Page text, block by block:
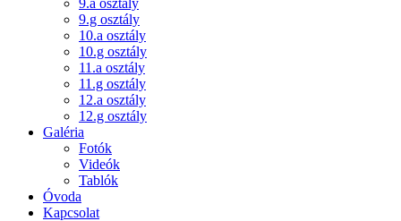
9.g osztály
10.a osztály
10.g osztály
11.a osztály
11.g osztály
12.a osztály
12.g osztály
Galéria
Fotók
Videók
Tablók
Óvoda
Kapcsolat